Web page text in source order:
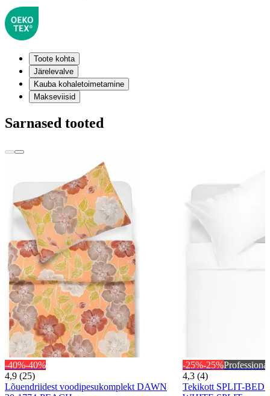
Toote kohta
Järelevalve
Kauba kohaletoimetamine
Makseviisid
Sarnased tooted
-40%-40%
4,9 (25)
Lõuendriidest voodipesukomplekt DAWN
-25%-25%Professional
4,3 (4)
Tekikott SPLIT-BED